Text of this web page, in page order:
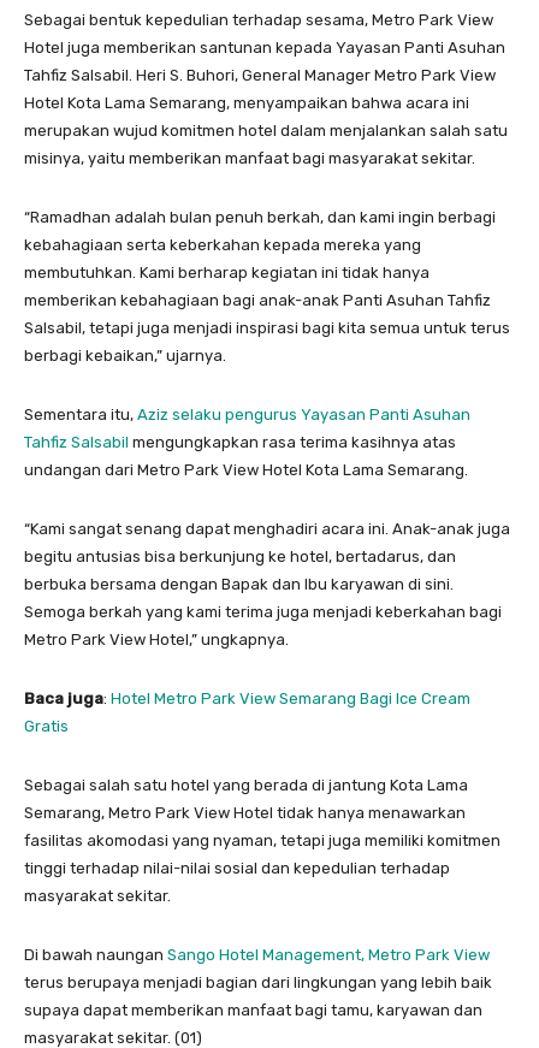
Sebagai bentuk kepedulian terhadap sesama, Metro Park View
Hotel juga memberikan santunan kepada Yayasan Panti Asuhan
Tahfiz Salsabil. Heri S. Buhori, General Manager Metro Park View
Hotel Kota Lama Semarang, menyampaikan bahwa acara ini
merupakan wujud komitmen hotel dalam menjalankan salah satu
misinya, yaitu memberikan manfaat bagi masyarakat sekitar.
“Ramadhan adalah bulan penuh berkah, dan kami ingin berbagi
kebahagiaan serta keberkahan kepada mereka yang
membutuhkan. Kami berharap kegiatan ini tidak hanya
memberikan kebahagiaan bagi anak-anak Panti Asuhan Tahfiz
Salsabil, tetapi juga menjadi inspirasi bagi kita semua untuk terus
berbagi kebaikan,” ujarnya.
Sementara itu, Aziz selaku pengurus Yayasan Panti Asuhan
Tahfiz Salsabil mengungkapkan rasa terima kasihnya atas
undangan dari Metro Park View Hotel Kota Lama Semarang.
“Kami sangat senang dapat menghadiri acara ini. Anak-anak juga
begitu antusias bisa berkunjung ke hotel, bertadarus, dan
berbuka bersama dengan Bapak dan Ibu karyawan di sini.
Semoga berkah yang kami terima juga menjadi keberkahan bagi
Metro Park View Hotel,” ungkapnya.
Baca juga: Hotel Metro Park View Semarang Bagi Ice Cream
Gratis
Sebagai salah satu hotel yang berada di jantung Kota Lama
Semarang, Metro Park View Hotel tidak hanya menawarkan
fasilitas akomodasi yang nyaman, tetapi juga memiliki komitmen
tinggi terhadap nilai-nilai sosial dan kepedulian terhadap
masyarakat sekitar.
Di bawah naungan Sango Hotel Management, Metro Park View
terus berupaya menjadi bagian dari lingkungan yang lebih baik
supaya dapat memberikan manfaat bagi tamu, karyawan dan
masyarakat sekitar. (01)